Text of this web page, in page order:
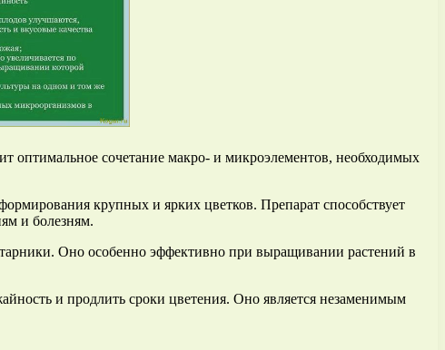
оптимальное сочетание макро- и микроэлементов, необходимых
крупных и ярких цветков. Препарат способствует
и болезням.
Оно особенно эффективно при выращивании растений в
и продлить сроки цветения. Оно является незаменимым